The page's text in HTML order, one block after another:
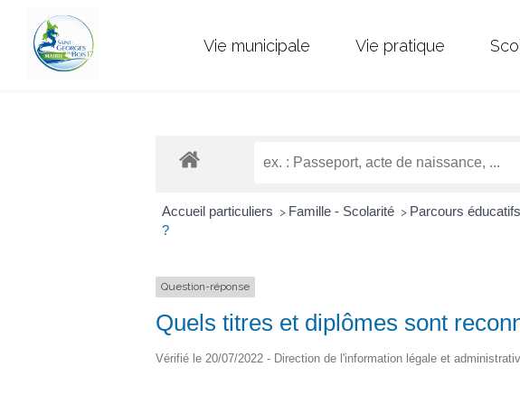
Vie municipale Vie pratique
Accueil particuliers > Famille - Scolarité > Parcours
?
Question-réponse
Quels titres et diplômes sont
Vérifié le 20/07/2022 - Direction de l'information légale et